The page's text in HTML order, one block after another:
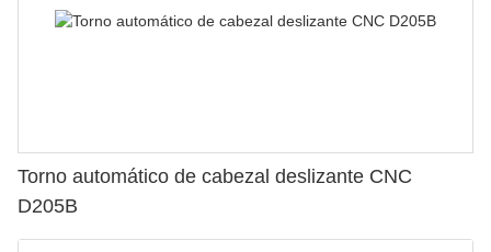
Torno automático de cabezal deslizante CNC
D205B